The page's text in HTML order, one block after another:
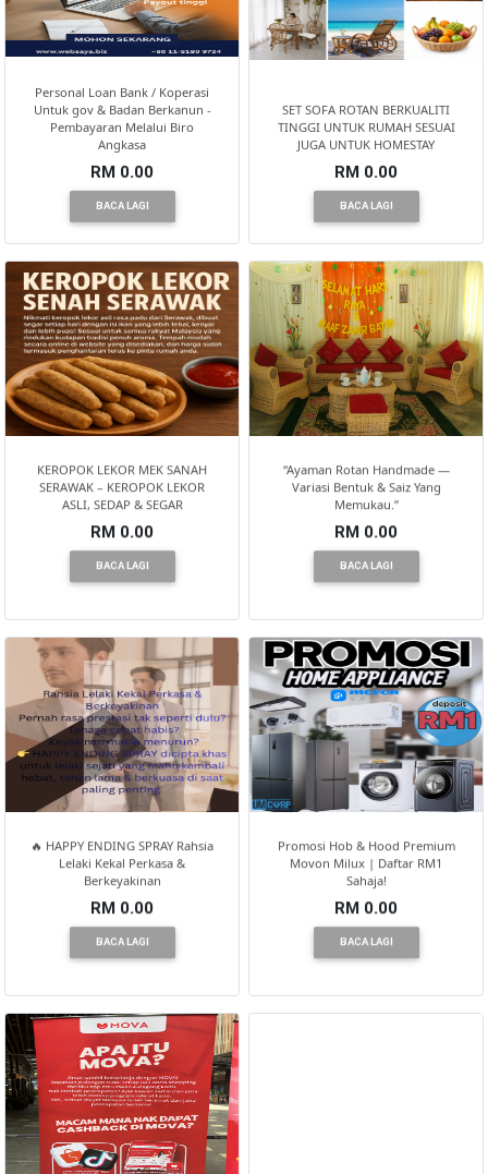
Personal Loan Bank / Koperasi
Untuk gov & Badan Berkanun -
Pembayaran Melalui Biro
Angkasa
RM 0.00
BACA LAGI
SET SOFA ROTAN BERKUALITI
TINGGI UNTUK RUMAH SESUAI
JUGA UNTUK HOMESTAY
RM 0.00
BACA LAGI
KEROPOK LEKOR MEK SANAH
SERAWAK – KEROPOK LEKOR
ASLI, SEDAP & SEGAR
RM 0.00
“Ayaman Rotan Handmade —
Variasi Bentuk & Saiz Yang
Memukau.”
RM 0.00
🔥 HAPPY ENDING SPRAY Rahsia
Lelaki Kekal Perkasa &
Berkeyakinan
RM 0.00
Promosi Hob & Hood Premium
Movon Milux | Daftar RM1
Sahaja!
RM 0.00